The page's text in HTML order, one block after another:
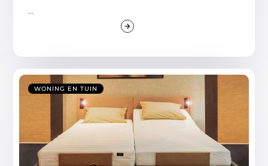
...
WONING EN TUIN